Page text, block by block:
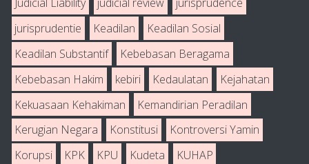
Judicial Liability
judicial review
jurisprudence
jurisprudentie
Keadilan
Keadilan Sosial
Keadilan Substantif
Kebebasan Beragama
Kebebasan Hakim
kebiri Kedaulatan
Kejahatan
Kekuasaan Kehakiman
Kemandirian Peradilan
Kerugian Negara
Konstitusi
Kontroversi Yamin
Korupsi
KPK KPU Kudeta
KUHAP